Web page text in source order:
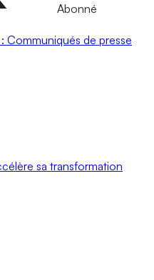
Abonné
Communiqués de presse
sa transformation